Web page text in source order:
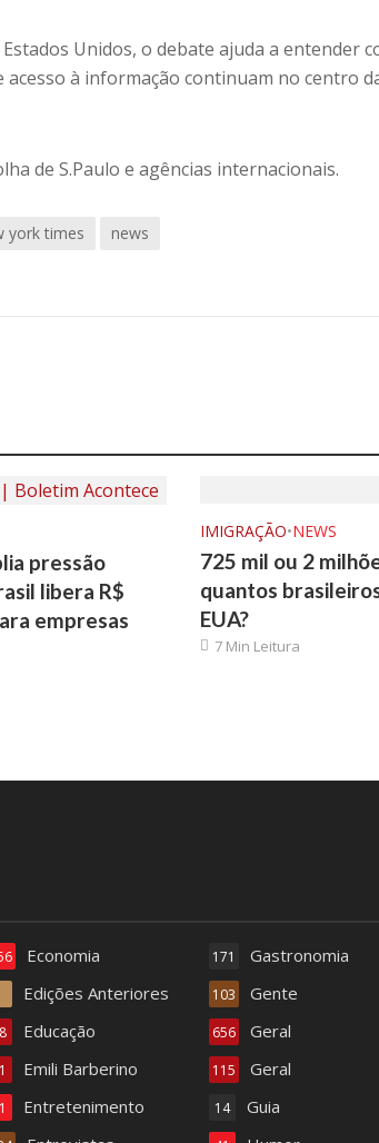
Unidos, o debate ajuda a entender
à informação continuam no centro
de S.Paulo e agências internacionais.
york times news
pressão
libera R$
empresas
IMIGRAÇÃO•NEWS
725 mil ou 2
quantos
EUA?
7 Min Leitura
Economia
Edições Anteriores
Educação
Emili Barberino
Entretenimento
Gastronomia
171
Gente
103
Geral
656
Geral
115
Guia
14